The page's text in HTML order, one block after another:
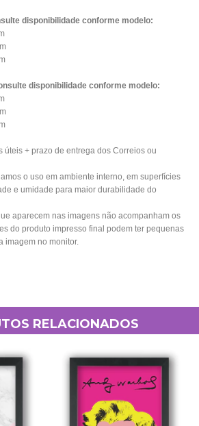
disponibilidade conforme modelo:
disponibilidade conforme modelo:
úteis + prazo de entrega dos Correios ou
o uso em ambiente interno, em superfícies
e umidade para maior durabilidade do
aparecem nas imagens não acompanham os
do produto impresso final podem ter pequenas
imagem no monitor.
RELACIONADOS